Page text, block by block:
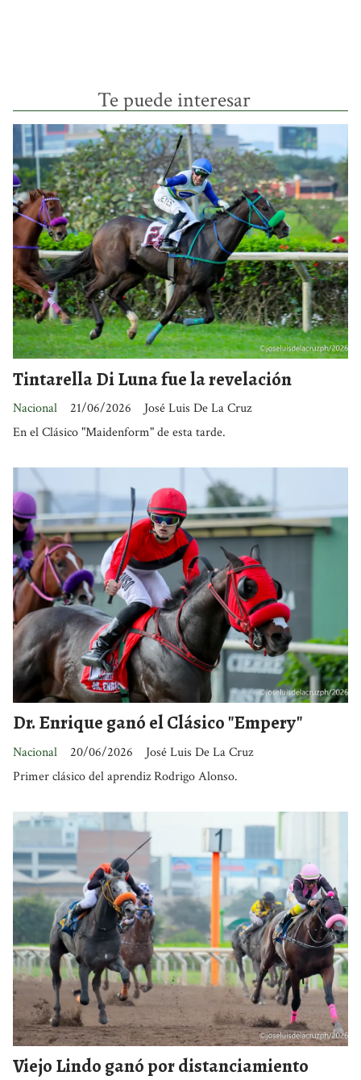
Te puede interesar
Tintarella Di Luna fue la revelación
José Luis De La Cruz
Nacional
21/06/2026
En el Clásico "Maidenform" de esta tarde.
Dr. Enrique ganó el Clásico "Empery"
José Luis De La Cruz
Nacional
20/06/2026
Primer clásico del aprendiz Rodrigo Alonso.
Viejo Lindo ganó por distanciamiento